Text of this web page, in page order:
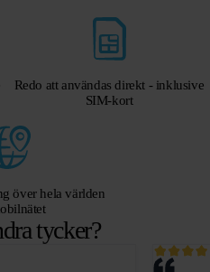
Redo att användas direkt - inklusive
SIM-kort
över hela världen
tycker?